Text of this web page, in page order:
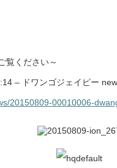
覧ください～
– ドワンゴジェイピー
20150809-00010006-